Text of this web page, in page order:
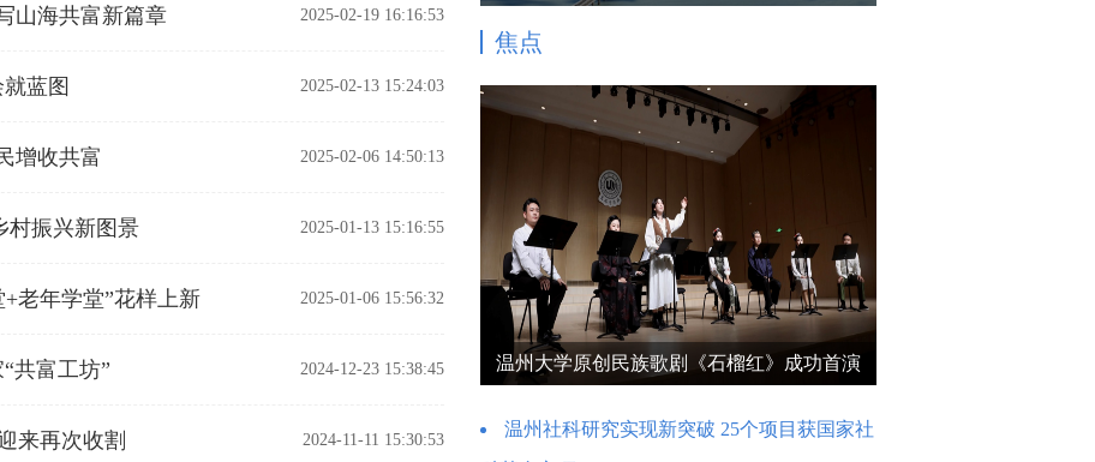
2025-02-19 16:16:53
山海共富新篇章
2025-02-13 15:24:03
蓝图
2025-02-06 14:50:13
增收共富
2025-01-13 15:16:55
村振兴新图景
2025-01-06 15:56:32
老年学堂”花样上新
2024-12-23 15:38:45
共富工坊”
2024-11-11 15:30:53
来再次收割
焦点
温州大学原创民族歌剧《石榴红》成功首演
温州社科研究实现新突破 25个项目获国家社